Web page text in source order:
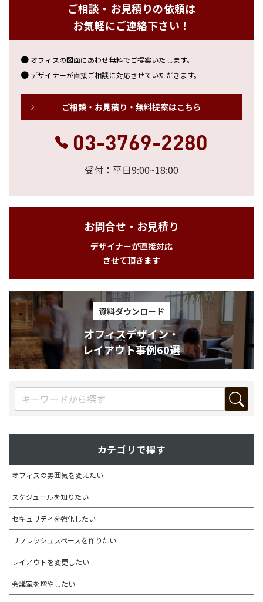
ご相談・お見積りの依頼は
お気軽にご連絡下さい！
オフィスの図面にあわせ無料でご提案いたします。
デザイナーが直接ご相談に対応させていただきます。
ご相談・お見積り・無料提案はこちら
03-3769-2280
受付：平日9:00~18:00
お問合せ・お見積り
デザイナーが直接対応
させて頂きます
資料ダウンロード
オフィスデザイン・
レイアウト事例60選
カテゴリで探す
オフィスの雰囲気を変えたい
スケジュールを知りたい
セキュリティを強化したい
リフレッシュスペースを作りたい
レイアウトを変更したい
会議室を増やしたい